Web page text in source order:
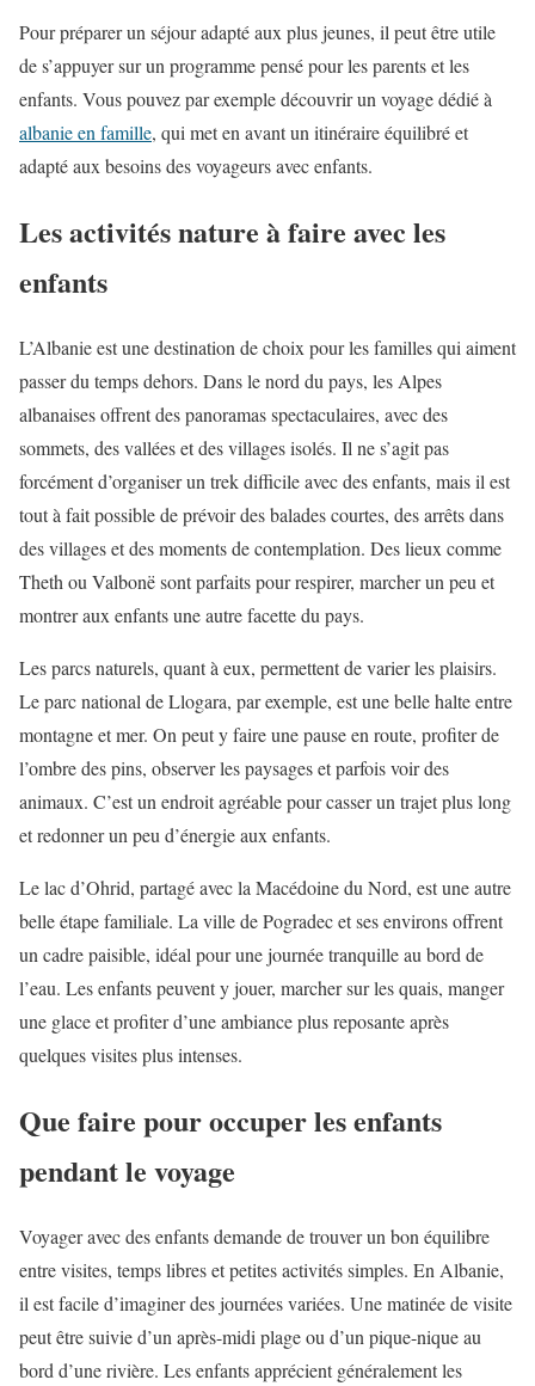
Pour préparer un séjour adapté aux plus jeunes, il peut être utile
de s’appuyer sur un programme pensé pour les parents et les
enfants. Vous pouvez par exemple découvrir un voyage dédié à
albanie en famille, qui met en avant un itinéraire équilibré et
adapté aux besoins des voyageurs avec enfants.
Les activités nature à faire avec les
enfants
L’Albanie est une destination de choix pour les familles qui aiment
passer du temps dehors. Dans le nord du pays, les Alpes
albanaises offrent des panoramas spectaculaires, avec des
sommets, des vallées et des villages isolés. Il ne s’agit pas
forcément d’organiser un trek difficile avec des enfants, mais il est
tout à fait possible de prévoir des balades courtes, des arrêts dans
des villages et des moments de contemplation. Des lieux comme
Theth ou Valbonë sont parfaits pour respirer, marcher un peu et
montrer aux enfants une autre facette du pays.
Les parcs naturels, quant à eux, permettent de varier les plaisirs.
Le parc national de Llogara, par exemple, est une belle halte entre
montagne et mer. On peut y faire une pause en route, profiter de
l’ombre des pins, observer les paysages et parfois voir des
animaux. C’est un endroit agréable pour casser un trajet plus long
et redonner un peu d’énergie aux enfants.
Le lac d’Ohrid, partagé avec la Macédoine du Nord, est une autre
belle étape familiale. La ville de Pogradec et ses environs offrent
un cadre paisible, idéal pour une journée tranquille au bord de
l’eau. Les enfants peuvent y jouer, marcher sur les quais, manger
une glace et profiter d’une ambiance plus reposante après
quelques visites plus intenses.
Que faire pour occuper les enfants
pendant le voyage
Voyager avec des enfants demande de trouver un bon équilibre
entre visites, temps libres et petites activités simples. En Albanie,
il est facile d’imaginer des journées variées. Une matinée de visite
peut être suivie d’un après-midi plage ou d’un pique-nique au
bord d’une rivière. Les enfants apprécient généralement les